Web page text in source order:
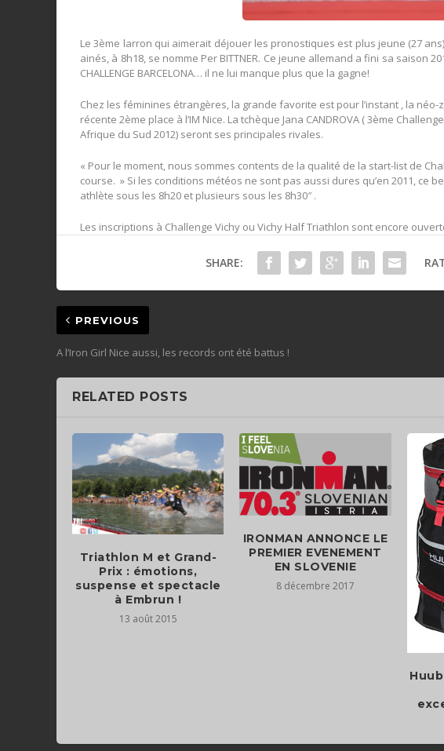
Le 3ème larron qui aimerait déjouer les pronostiques est plus jeune (27
ainés, à 8h18, se nomme Per BITTNER. Ce jeune allemand a fini sa saison
CHALLENGE BARCELONA… il ne lui manque plus que la gagne!
Chez les féminines étrangères, la grande favorite est pour l’instant , la néo-
récente 2ème place à l’IM Nice. La tchèque Jana CANDROVA ( 3ème
Afrique du Sud 2012) seront ses principales rivales.
« Pour le moment, nous sommes contents de la qualité de la start-list de
course. » Si les conditions météos ne sont pas aussi dures qu’en 2011, ce
athlète sous les 8h20 et plusieurs sous les 8h30″ .
Les inscriptions à Challenge Vichy ou Vichy Half Triathlon sont encore
SHARE:
PREVIOUS
A l’Iron Girl Nice aussi, les records ont été battus !
RELATED POSTS
Triathlon M et Grand-
Prix : émotions,
suspense et spectacle
à Embrun !
13 août 2015
IRONMAN ANNONCE LE
PREMIER EVENEMENT
EN SLOVENIE
8 décembre 2017